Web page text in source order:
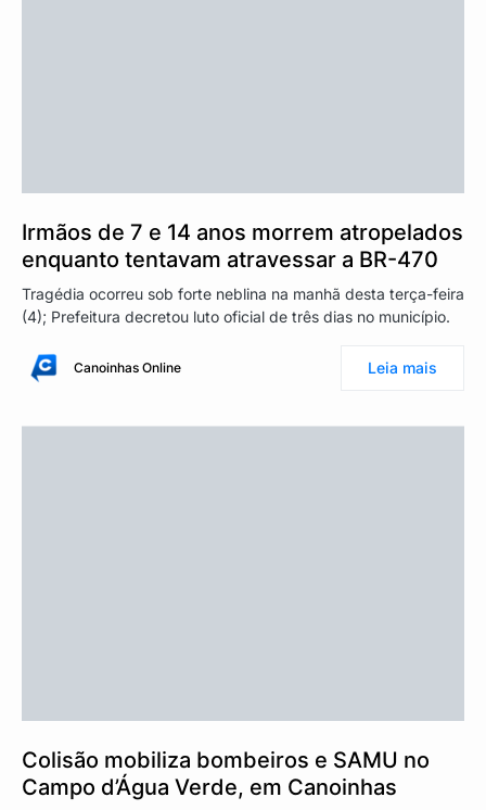
Irmãos de 7 e 14 anos morrem atropelados
enquanto tentavam atravessar a BR-470
Tragédia ocorreu sob forte neblina na manhã desta terça-feira
(4); Prefeitura decretou luto oficial de três dias no município.
Canoinhas Online Leia mais
Colisão mobiliza bombeiros e SAMU no
Campo d’Água Verde, em Canoinhas